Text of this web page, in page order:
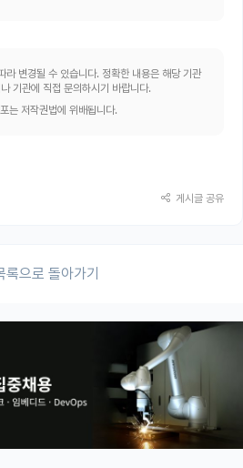
라 변경될 수 있습니다. 정확한 내용은 해당 기관
기관에 직접 문의하시기 바랍니다.
는 저작권법에 위배됩니다.
게시글 공유
록으로 돌아가기